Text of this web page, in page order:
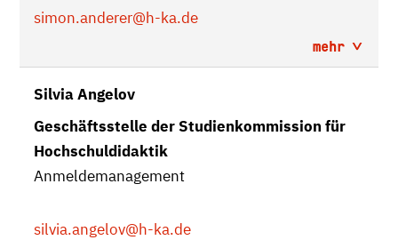
simon.anderer@h-ka.de
mehr
Silvia Angelov
Geschäftsstelle der Studienkommission für
Hochschuldidaktik
Anmeldemanagement
silvia.angelov@h-ka.de